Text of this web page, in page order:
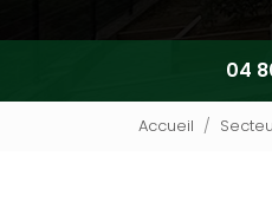
04
Accueil